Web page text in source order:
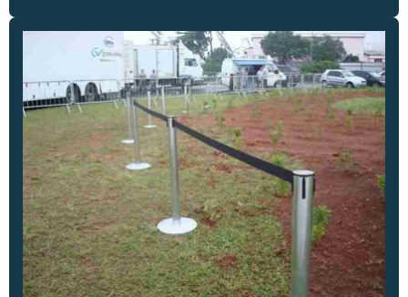
LOCAÇÃO DE PISO PARA EVENTOS
LOCAÇÃO DE PÓRTICO
LOCAÇÃO DE TENDA 10X10
LOCAÇÃO TENDA 5X5
LOCAÇÃO DE TENDA CHAPÉU DE BRUXA
LOCAÇÃO DE TENDAS
LOCAÇÃO DE TENDAS EM SP
LOCAÇÃO DE UNIFILAS EM SP